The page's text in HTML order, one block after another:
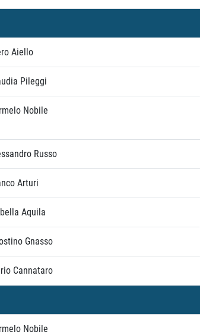
Aiello
Pileggi
Nobile
Russo
Arturi
Aquila
Gnasso
Cannataro
Nobile